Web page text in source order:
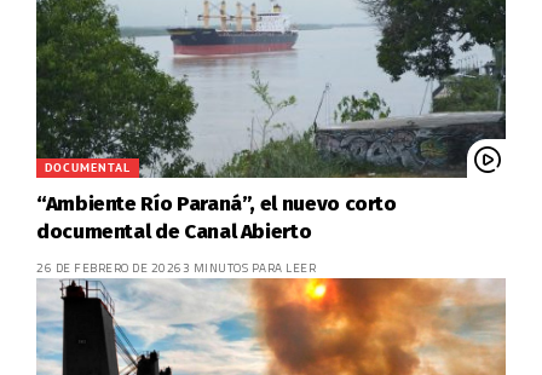
DOCUMENTAL
“Ambiente Río Paraná”, el nuevo corto
documental de Canal Abierto
26 DE FEBRERO DE 2026 3 MINUTOS PARA LEER